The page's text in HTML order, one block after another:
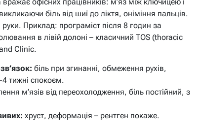
офісних працівників: м’яз між ключицею і
біль від шиї до ліктя, оніміння пальців.
руки. Приклад: програміст після 8 годин за
в лівій долоні – класичний TOS (thoracic
Clinic.
біль при згинанні, обмеження рухів,
4 тижні спокоєм.
м’язів від переохолодження, біль постійний, з
хруст, деформація – рентген покаже.